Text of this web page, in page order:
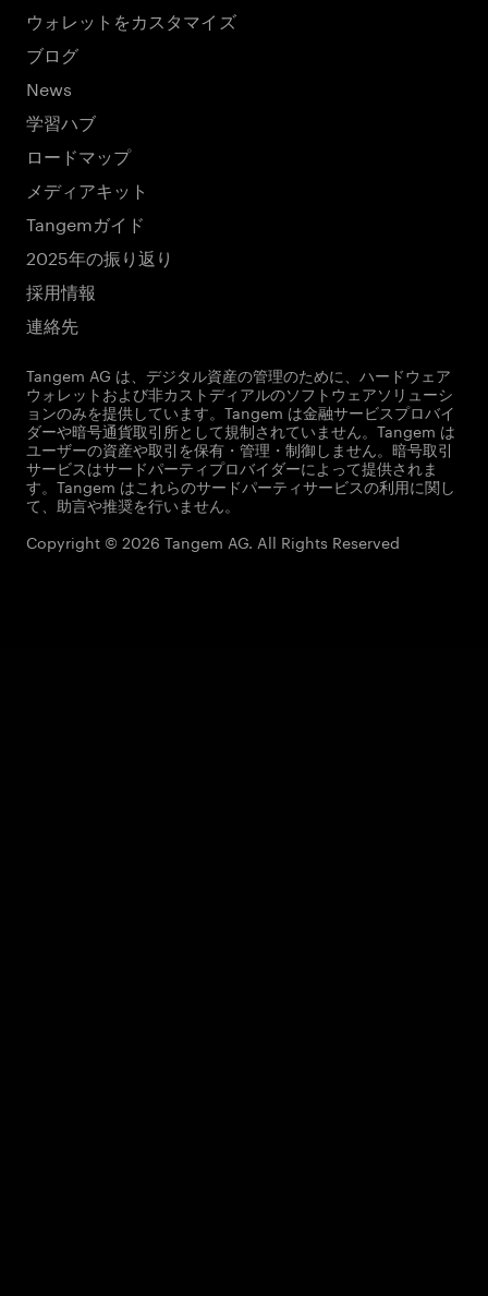
ウォレットをカスタマイズ
ブログ
News
学習ハブ
ロードマップ
メディアキット
Tangemガイド
2025年の振り返り
採用情報
連絡先
Tangem AG は、デジタル資産の管理のために、ハードウェア
ウォレットおよび非カストディアルのソフトウェアソリューシ
ョンのみを提供しています。Tangem は金融サービスプロバイ
ダーや暗号通貨取引所として規制されていません。Tangem は
ユーザーの資産や取引を保有・管理・制御しません。暗号取引
サービスはサードパーティプロバイダーによって提供されま
す。Tangem はこれらのサードパーティサービスの利用に関し
て、助言や推奨を行いません。